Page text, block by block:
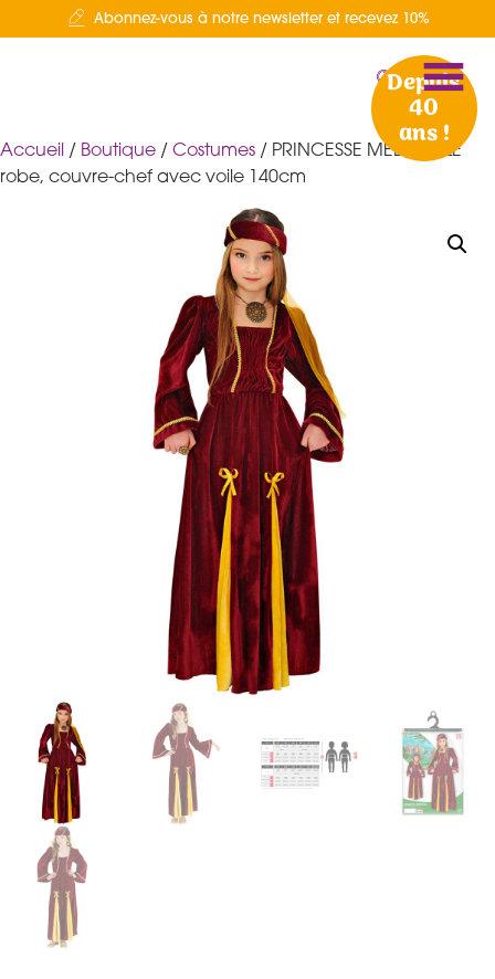
Abonnez-vous à notre newsletter et recevez 10%
Depuis
40
ans !
Accueil / Boutique / Costumes / PRINCESSE MEDIEVALE
robe, couvre-chef avec voile 140cm